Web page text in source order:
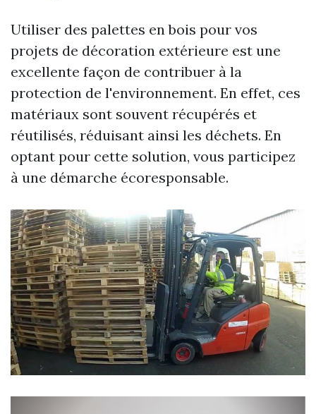
Utiliser des palettes en bois pour vos
projets de décoration extérieure est une
excellente façon de contribuer à la
protection de l'environnement. En effet, ces
matériaux sont souvent récupérés et
réutilisés, réduisant ainsi les déchets. En
optant pour cette solution, vous participez
à une démarche écoresponsable.